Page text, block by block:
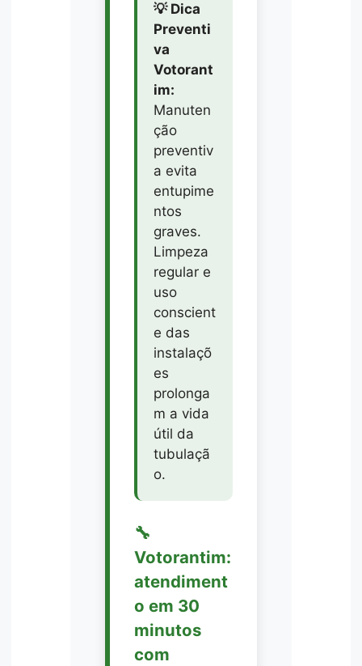
💡 Dica
Preventi
va
Votorant
im:
Manuten
ção
preventiv
a evita
entupime
ntos
graves.
Limpeza
regular e
uso
conscient
e das
instalaçõ
es
prolonga
m a vida
útil da
tubulaçã
o.
🔧
Votorantim:
atendiment
o em 30
minutos
com